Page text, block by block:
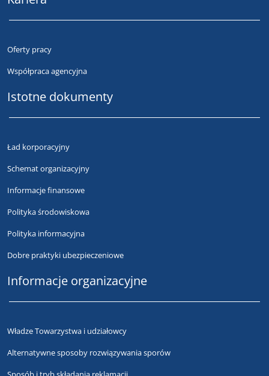
Oferty pracy
Współpraca agencyjna
Istotne dokumenty
Ład korporacyjny
Schemat organizacyjny
Informacje finansowe
Polityka środowiskowa
Polityka informacyjna
Dobre praktyki ubezpieczeniowe
Informacje organizacyjne
Władze Towarzystwa i udziałowcy
Alternatywne sposoby rozwiązywania sporów